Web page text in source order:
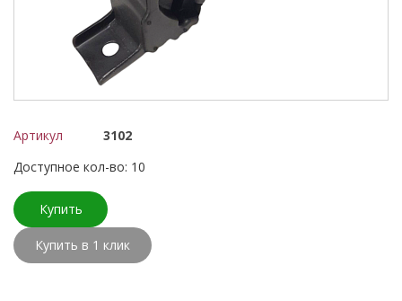
Артикул
3102
Доступное кол-во: 10
Купить
Купить в 1 клик